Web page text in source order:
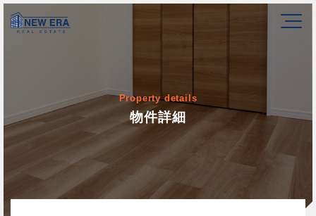
Property details
物件詳細